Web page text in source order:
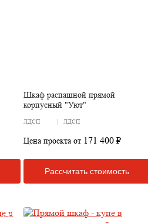
Шкаф распашной прямой
корпусный "Уют"
ЛДСП ЛДСП
Цена проекта от 171 400 ₽
Рассчитать стоимость